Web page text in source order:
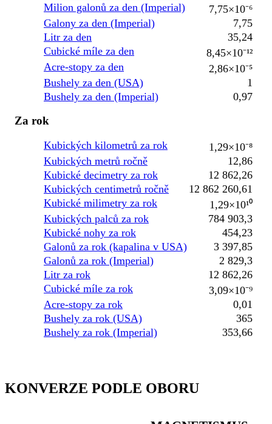
Milion galonů za den (Imperial)
7,75×10⁻⁶
Galony za den (Imperial)
7,75
Litr za den
35,24
Cubické míle za den
8,45×10⁻¹²
Acre-stopy za den
2,86×10⁻⁵
Bushely za den (USA)
1
Bushely za den (Imperial)
0,97
Za rok
Kubických kilometrů za rok
1,29×10⁻⁸
Kubických metrů ročně
12,86
Kubické decimetry za rok
12 862,26
Kubických centimetrů ročně
12 862 260,61
Kubické milimetry za rok
1,29×10¹⁰
Kubických palců za rok
784 903,3
Kubické nohy za rok
454,23
Galonů za rok (kapalina v USA)
3 397,85
Galonů za rok (Imperial)
2 829,3
Litr za rok
12 862,26
Cubické míle za rok
3,09×10⁻⁹
Acre-stopy za rok
0,01
Bushely za rok (USA)
365
Bushely za rok (Imperial)
353,66
KONVERZE PODLE OBORU